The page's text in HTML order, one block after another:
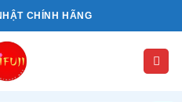
CHÍNH HÃNG